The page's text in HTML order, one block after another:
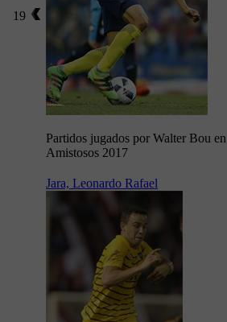
19
Partidos jugados por Walter Bou en
Amistosos 2017
Jara, Leonardo Rafael